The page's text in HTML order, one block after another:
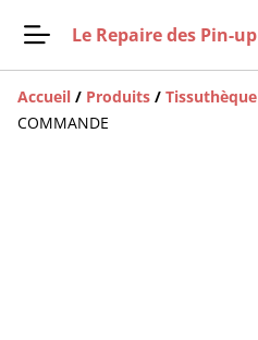
Le Repaire des Pin-up
Accueil / Produits / Tissuthèque
COMMANDE